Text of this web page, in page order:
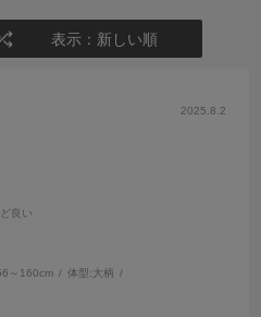
表示：新しい順
2025.8.2
良い
～160cm 体型:大柄